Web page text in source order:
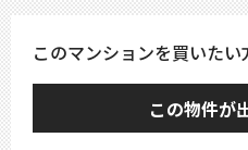
このマンションを買いたい
この物件が